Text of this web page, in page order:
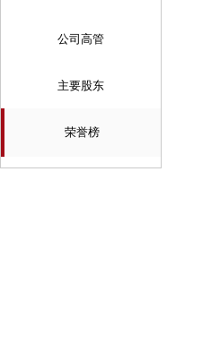
公司高管
主要股东
荣誉榜